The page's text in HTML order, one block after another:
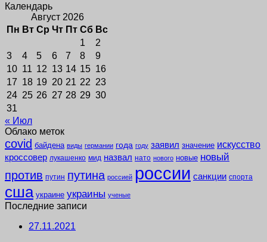
Календарь
Август 2026
Пн Вт Ср Чт Пт Сб Вс
1
2
3
4 5 6 7 8
9
10 11 12 13 14 15 16
17 18 19 20 21 22 23
24 25 26 27 28 29 30
31
« Июл
Облако меток
covid байдена виды германии года году заявил значение искусство
кроссовер лукашенко мид назвал нато нового новые новый
против путин путина россией россии санкции спорта
сша украине украины ученые
Последние записи
27.11.2021